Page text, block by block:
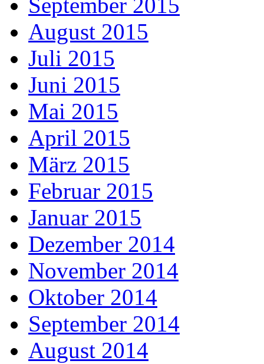
August 2015
Juli 2015
Juni 2015
Mai 2015
April 2015
März 2015
Februar 2015
Januar 2015
Dezember 2014
November 2014
Oktober 2014
September 2014
August 2014